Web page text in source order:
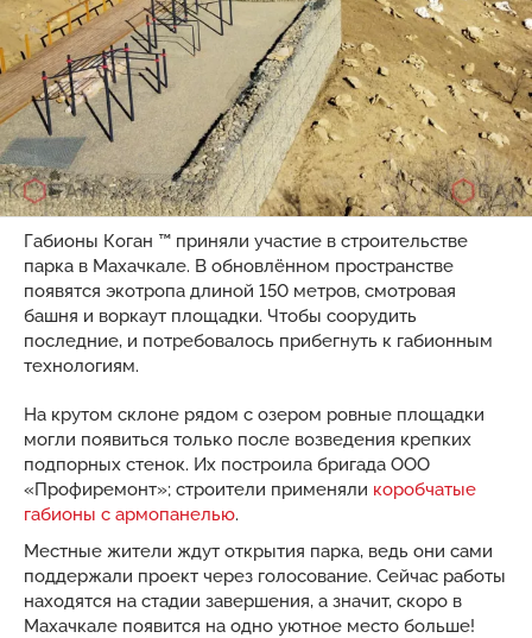
Габионы Коган ™ приняли участие в строительстве
парка в Махачкале. В обновлённом пространстве
появятся экотропа длиной 150 метров, смотровая
башня и воркаут площадки. Чтобы соорудить
последние, и потребовалось прибегнуть к габионным
технологиям.
На крутом склоне рядом с озером ровные площадки
могли появиться только после возведения крепких
подпорных стенок. Их построила бригада ООО
«Профиремонт»; строители применяли коробчатые
габионы с армопанелью.
Местные жители ждут открытия парка, ведь они сами
поддержали проект через голосование. Сейчас работы
находятся на стадии завершения, а значит, скоро в
Махачкале появится на одно уютное место больше!